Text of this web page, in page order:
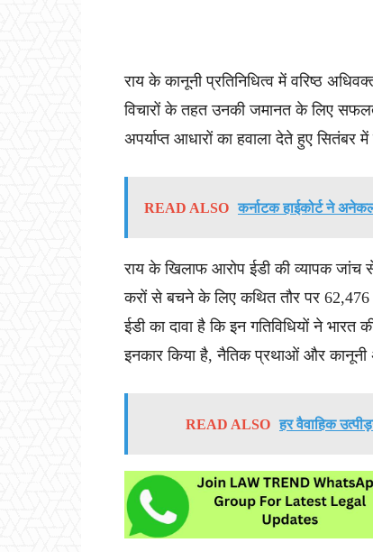
राय के कानूनी प्रतिनिधित्व में वरिष्ठ
विचारों के तहत उनकी जमानत के लिए
अपर्याप्त आधारों का हवाला देते हुए सितंबर
READ ALSO कर्नाटक हाईकोर्ट ने
राय के खिलाफ आरोप ईडी की व्यापक जांच
करों से बचने के लिए कथित तौर पर
ईडी का दावा है कि इन गतिविधियों ने
इनकार किया है, नैतिक प्रथाओं और कानूनी
READ ALSO हर वैवाहिक